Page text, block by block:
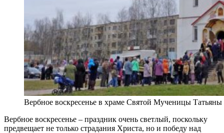
Вербное воскресенье в храме Святой Мученицы
Вербное воскресенье – праздник очень светлый, поскольку
предвещает не только страдания Христа, но и победу над